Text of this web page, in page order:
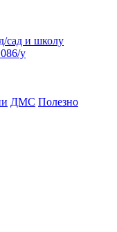
сад и школу
у
ДМС Полезно